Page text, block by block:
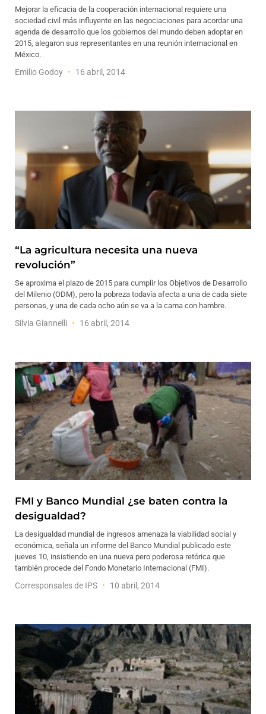
Mejorar la eficacia de la cooperación internacional requiere una
sociedad civil más influyente en las negociaciones para acordar una
agenda de desarrollo que los gobiernos del mundo deben adoptar en
2015, alegaron sus representantes en una reunión internacional en
México.
Emilio Godoy 16 abril, 2014
“La agricultura necesita una nueva
revolución”
Se aproxima el plazo de 2015 para cumplir los Objetivos de Desarrollo
del Milenio (ODM), pero la pobreza todavía afecta a una de cada siete
personas, y una de cada ocho aún se va a la cama con hambre.
Silvia Giannelli 16 abril, 2014
FMI y Banco Mundial ¿se baten contra la
desigualdad?
La desigualdad mundial de ingresos amenaza la viabilidad social y
económica, señala un informe del Banco Mundial publicado este
jueves 10, insistiendo en una nueva pero poderosa retórica que
también procede del Fondo Monetario Internacional (FMI).
Corresponsales de IPS 10 abril, 2014